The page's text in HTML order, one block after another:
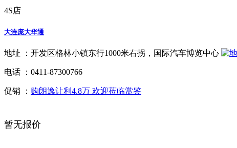
4S店
大连庞大华通
地址 ： 开发区格林小镇东行1000米右拐，国际汽车博览中心
电话 ： 0411-87300766
促销 ： 购朗逸让利4.8万 欢迎莅临赏鉴
暂无报价